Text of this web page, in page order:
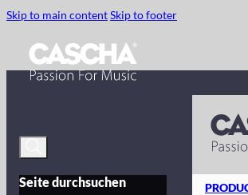
Skip to main contentSkip to footer
Seite durchsuchen